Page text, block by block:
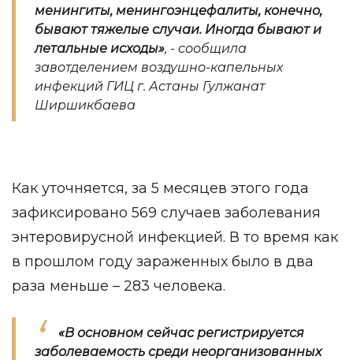
менингиты, менингоэнцефалиты, конечно,
бывают тяжелые случаи. Иногда бывают и
летальные исходы», - сообщила
завотделением воздушно-капельных
инфекций ГИЦ г. Астаны Гулжанат
Ширшикбаева
Как уточняется, за 5 месяцев этого года
зафиксировано 569 случаев заболевания
энтеровирусной инфекцией. В то время как
в прошлом году зараженных было в два
раза меньше – 283 человека.
«В основном сейчас регистрируется
заболеваемость среди неорганизованных